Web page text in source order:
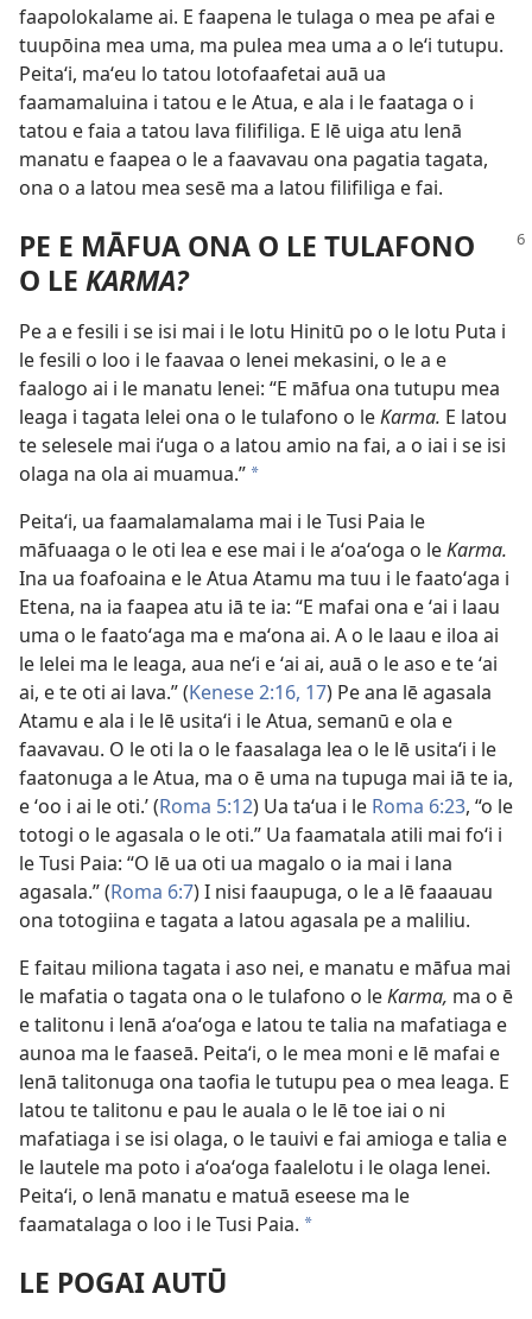
faapolokalame ai. E faapena le tulaga o mea pe afai e
tuupōina mea uma, ma pulea mea uma a o leʻi tutupu.
Peitaʻi, maʻeu lo tatou lotofaafetai auā ua
faamamaluina i tatou e le Atua, e ala i le faataga o i
tatou e faia a tatou lava filifiliga. E lē uiga atu lenā
manatu e faapea o le a faavavau ona pagatia tagata,
ona o a latou mea sesē ma a latou filifiliga e fai.
PE E MĀFUA ONA O LE TULAFONO
O LE KARMA?
Pe a e fesili i se isi mai i le lotu Hinitū po o le lotu Puta i
le fesili o loo i le faavaa o lenei mekasini, o le a e
faalogo ai i le manatu lenei: “E māfua ona tutupu mea
leaga i tagata lelei ona o le tulafono o leKarma. E latou
te selesele mai iʻuga o a latou amio na fai, a o iai i se isi
olaga na ola ai muamua.” *
Peitaʻi, ua faamalamalama mai i le Tusi Paia le
māfuaaga o le oti lea e ese mai i le aʻoaʻoga o leKarma.
Ina ua foafoaina e le Atua Atamu ma tuu i le faatoʻaga i
Etena, na ia faapea atu iā te ia: “E mafai ona e ʻai i laau
uma o le faatoʻaga ma e maʻona ai. A o le laau e iloa ai
le lelei ma le leaga, aua neʻi e ʻai ai, auā o le aso e te ʻai
ai, e te oti ai lava.” (Kenese 2:16, 17) Pe ana lē agasala
Atamu e ala i le lē usitaʻi i le Atua, semanū e ola e
faavavau. O le oti la o le faasalaga lea o le lē usitaʻi i le
faatonuga a le Atua, ma o ē uma na tupuga mai iā te ia,
e ʻoo i ai le oti.’ (Roma 5:12) Ua taʻua i le Roma 6:23, “o le
totogi o le agasala o le oti.” Ua faamatala atili mai foʻi i
le Tusi Paia: “O lē ua oti ua magalo o ia mai i lana
agasala.” (Roma 6:7) I nisi faaupuga, o le a lē faaauau
ona totogiina e tagata a latou agasala pe a maliliu.
E faitau miliona tagata i aso nei, e manatu e māfua mai
le mafatia o tagata ona o le tulafono o leKarma, ma o ē
e talitonu i lenā aʻoaʻoga e latou te talia na mafatiaga e
aunoa ma le faaseā. Peitaʻi, o le mea moni e lē mafai e
lenā talitonuga ona taofia le tutupu pea o mea leaga. E
latou te talitonu e pau le auala o le lē toe iai o ni
mafatiaga i se isi olaga, o le tauivi e fai amioga e talia e
le lautele ma poto i aʻoaʻoga faalelotu i le olaga lenei.
Peitaʻi, o lenā manatu e matuā eseese ma le
faamatalaga o loo i le Tusi Paia. *
LE POGAI AUTŪ